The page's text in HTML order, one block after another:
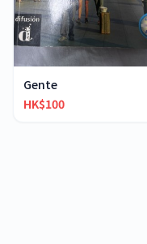
Gente
HK$100